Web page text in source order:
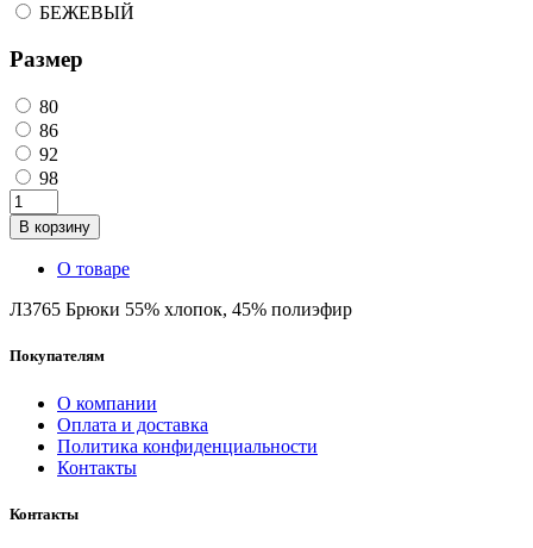
БЕЖЕВЫЙ
Размер
80
86
92
98
В корзину
О товаре
Л3765 Брюки 55% хлопок, 45% полиэфир
Покупателям
О компании
Оплата и доставка
Политика конфиденциальности
Контакты
Контакты